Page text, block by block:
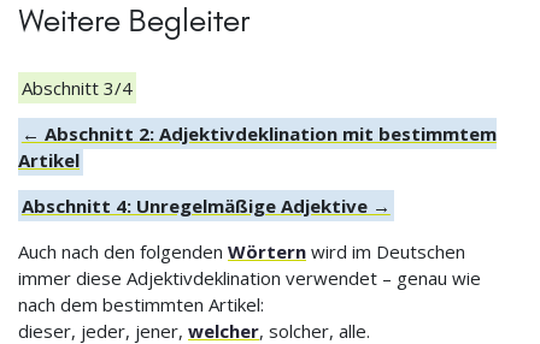
Weitere Begleiter
Abschnitt 3/4
← Abschnitt 2: Adjektivdeklination mit bestimmtem
Artikel
Abschnitt 4: Unregelmäßige Adjektive →
Auch nach den folgenden Wörtern wird im Deutschen
immer diese Adjektivdeklination verwendet – genau wie
nach dem bestimmten Artikel:
dieser, jeder, jener, welcher, solcher, alle.